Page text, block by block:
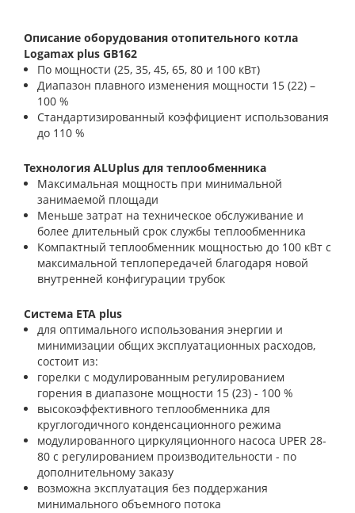
Описание оборудования отопительного котла
Logamax plus GB162
По мощности (25, 35, 45, 65, 80 и 100 кВт)
Диапазон плавного изменения мощности 15 (22) –
100 %
Стандартизированный коэффициент использования
до 110 %
Технология ALUplus для теплообменника
Максимальная мощность при минимальной
занимаемой площади
Меньше затрат на техническое обслуживание и
более длительный срок службы теплообменника
Компактный теплообменник мощностью до 100 кВт с
максимальной теплопередачей благодаря новой
внутренней конфигурации трубок
Система ETA plus
для оптимального использования энергии и
минимизации общих эксплуатационных расходов,
состоит из:
горелки с модулированным регулированием
горения в диапазоне мощности 15 (23) - 100 %
высокоэффективного теплообменника для
круглогодичного конденсационного режима
модулированного циркуляционного насоса UPER 28-
80 с регулированием производительности - по
дополнительному заказу
возможна эксплуатация без поддержания
минимального объемного потока